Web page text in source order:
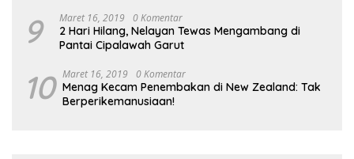
9 Maret 16, 2019 0 Komentar
2 Hari Hilang, Nelayan Tewas Mengambang di
Pantai Cipalawah Garut
10 Maret 16, 2019 0 Komentar
Menag Kecam Penembakan di New Zealand: Tak
Berperikemanusiaan!